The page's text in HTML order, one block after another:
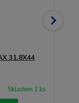
31.8X44
Skladem 1 ks